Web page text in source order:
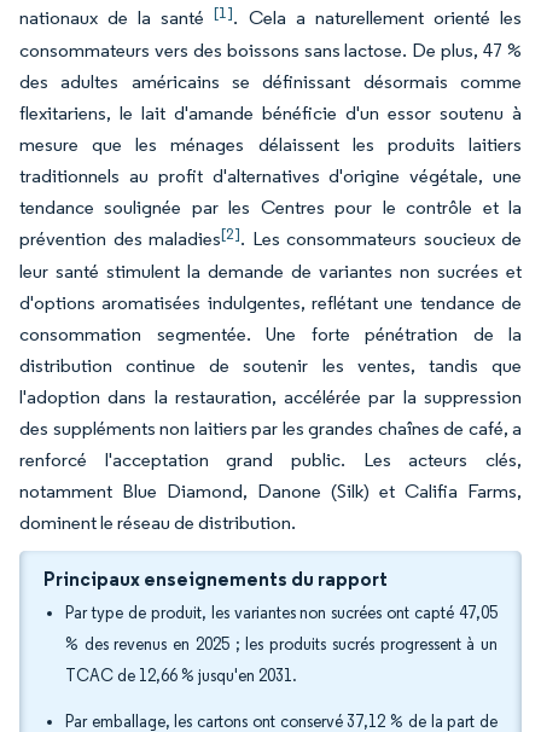
nationaux de la santé[1]. Cela a naturellement orienté les
consommateurs vers des boissons sans lactose. De plus, 47 %
des adultes américains se définissant désormais comme
flexitariens, le lait d'amande bénéficie d'un essor soutenu à
mesure que les ménages délaissent les produits laitiers
traditionnels au profit d'alternatives d'origine végétale, une
tendance soulignée par les Centres pour le contrôle et la
prévention des maladies[2]. Les consommateurs soucieux de
leur santé stimulent la demande de variantes non sucrées et
d'options aromatisées indulgentes, reflétant une tendance de
consommation segmentée. Une forte pénétration de la
distribution continue de soutenir les ventes, tandis que
l'adoption dans la restauration, accélérée par la suppression
des suppléments non laitiers par les grandes chaînes de café, a
renforcé l'acceptation grand public. Les acteurs clés,
notamment Blue Diamond, Danone (Silk) et Califia Farms,
dominent le réseau de distribution.
Principaux enseignements du rapport
Par type de produit, les variantes non sucrées ont capté 47,05
% des revenus en 2025 ; les produits sucrés progressent à un
TCAC de 12,66 % jusqu'en 2031.
Par emballage, les cartons ont conservé 37,12 % de la part de